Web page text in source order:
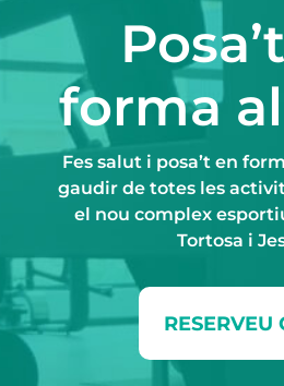
forma
Fes salut i posa’t en
gaudir de totes les
el nou complex
Tortosa i
RESERVEU